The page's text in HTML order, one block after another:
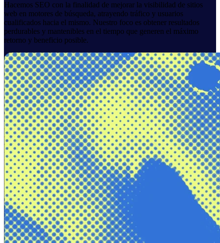
Hacemos SEO con la finalidad de mejorar la visibilidad de sitios
web en motores de búsqueda, atrayendo tráfico y usuarios
cualificados hacia el mismo. Nuestro foco es obtener resultados
perdurables y mantenibles en el tiempo que generen el máximo
retorno y beneficio posible.